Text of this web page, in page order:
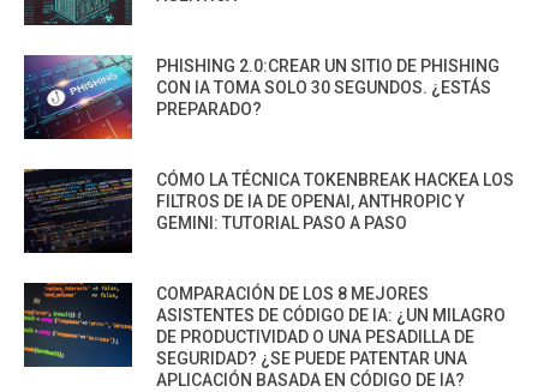
PHISHING 2.0:CREAR UN SITIO DE PHISHING
CON IA TOMA SOLO 30 SEGUNDOS. ¿ESTÁS
PREPARADO?
CÓMO LA TÉCNICA TOKENBREAK HACKEA LOS
FILTROS DE IA DE OPENAI, ANTHROPIC Y
GEMINI: TUTORIAL PASO A PASO
COMPARACIÓN DE LOS 8 MEJORES
ASISTENTES DE CÓDIGO DE IA: ¿UN MILAGRO
DE PRODUCTIVIDAD O UNA PESADILLA DE
SEGURIDAD? ¿SE PUEDE PATENTAR UNA
APLICACIÓN BASADA EN CÓDIGO DE IA?